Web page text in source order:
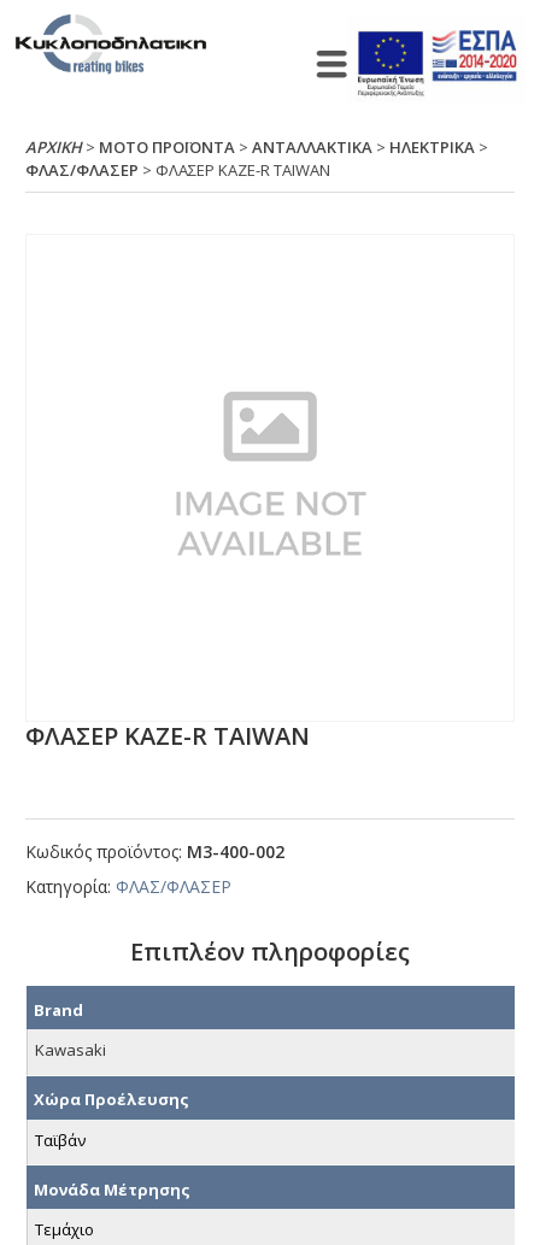
ΑΡΧΙΚΉ> ΜΟΤΟ ΠΡΟΪΟΝΤΑ >ΑΝΤΑΛΛΑΚΤΙΚΑ > ΗΛΕΚΤΡΙΚΑ >
ΦΛΑΣ/ΦΛΑΣΕΡ > ΦΛΑΣΕΡ ΚΑΖΕ-R ΤΑΙWΑΝ
ΦΛΑΣΕΡ ΚΑΖΕ-R ΤΑΙWΑΝ
Κωδικός προϊόντος: Μ3-400-002
Κατηγορία: ΦΛΑΣ/ΦΛΑΣΕΡ
Επιπλέον πληροφορίες
Brand
Kawasaki
Χώρα Προέλευσης
Ταϊβάν
Μονάδα Μέτρησης
Τεμάχιο